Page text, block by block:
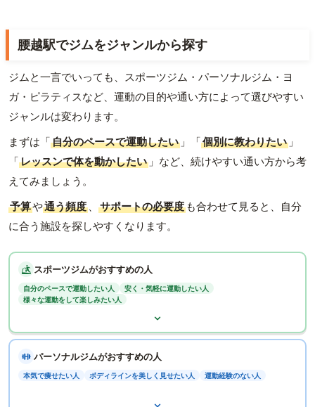
腰越駅でジムをジャンルから探す
ジムと一言でいっても、スポーツジム・パーソナルジム・ヨ
ガ・ピラティスなど、運動の目的や通い方によって選びやすい
ジャンルは変わります。
まずは「自分のペースで運動したい 」「個別に教わりたい 」
「レッスンで体を動かしたい 」など、続けやすい通い方から考
えてみましょう。
予算や通う頻度 、 サポートの必要度 も合わせて見ると、自分
に合う施設を探しやすくなります。
スポーツジムがおすすめの人
自分のペースで運動したい人
安く・気軽に運動したい人
様々な運動をして楽しみたい人
パーソナルジムがおすすめの人
本気で痩せたい人 ボディラインを美しく見せたい人 運動経験のない人